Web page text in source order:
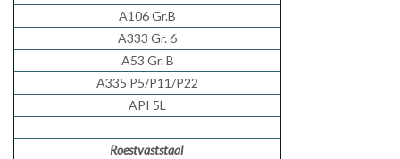
A106 Gr.B
A333 Gr. 6
A53 Gr. B
A335 P5/P11/P22
API 5L
Roestvaststaal